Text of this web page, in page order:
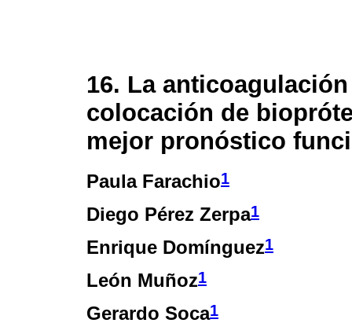
16. La
colocación de
mejor pronóstico
Paula Farachio1
Diego Pérez Zerpa1
Enrique Domínguez1
León Muñoz1
Gerardo Soca1